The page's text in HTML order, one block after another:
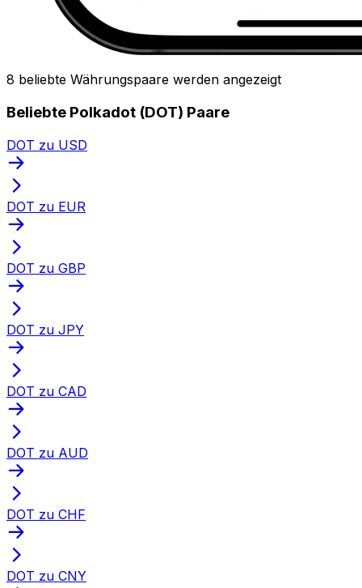
8 beliebte Währungspaare werden angezeigt
Beliebte Polkadot (DOT) Paare
DOT zu USD
DOT zu EUR
DOT zu GBP
DOT zu JPY
DOT zu CAD
DOT zu AUD
DOT zu CHF
DOT zu CNY